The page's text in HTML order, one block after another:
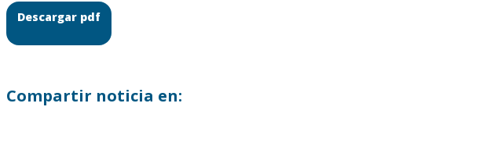
Descargar pdf
Compartir noticia en: